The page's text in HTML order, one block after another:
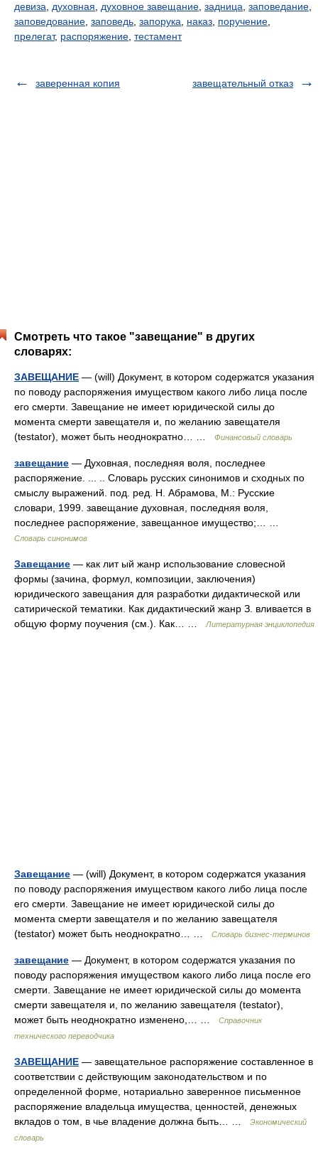
девиза
духовная духовное завещание задница заповедание
заповедование заповедь запорука наказ поручение
прелегат, распоряжение тестамент
заверенная копия завещательный отказ
Смотреть что такое "завещание" в других
словарях:
ЗАВЕЩАНИЕ — (will) Документ, в котором содержатся указания
по поводу распоряжения имуществом какого либо лица после
его смерти. Завещание не имеет юридической силы до
момента смерти завещателя и, по желанию завещателя
(testator), может быть неоднократно… …
Финансовый словарь
завещание — Духовная, последняя воля, последнее
распоряжение. ... .. Словарь русских синонимов и сходных по
смыслу выражений. под. ред. Н. Абрамова, М.: Русские
словари, 1999. завещание духовная, последняя воля,
последнее распоряжение, завещанное имущество;… …
Словарь синонимов
Завещание — как лит ый жанр использование словесной
формы (зачина, формул, композиции, заключения)
юридического завещания для разработки дидактической или
сатирической тематики. Как дидактический жанр З. вливается в
общую форму поучения (см.). Как… …
Литературная энциклопедия
Завещание — (will) Документ, в котором содержатся указания
по поводу распоряжения имуществом какого либо лица после
его смерти. Завещание не имеет юридической силы до
момента смерти завещателя и по желанию завещателя
(testator) может быть неоднократно… …
Словарь бизнес-терминов
завещание — Документ, в котором содержатся указания по
поводу распоряжения имуществом какого либо лица после его
смерти. Завещание не имеет юридической силы до момента
смерти завещателя и, по желанию завещателя (testator),
может быть неоднократно изменено,… …
Справочник
технического переводчика
ЗАВЕЩАНИЕ — завещательное распоряжение составленное в
соответствии с действующим законодательством и по
определенной форме, нотариально заверенное письменное
распоряжение владельца имущества, ценностей, денежных
вкладов о том, в чье владение должна быть… …
Экономический
словарь